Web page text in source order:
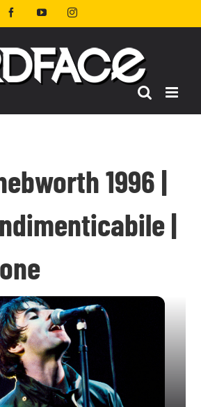
FacebookYouTubeInstagram
1996 |
|